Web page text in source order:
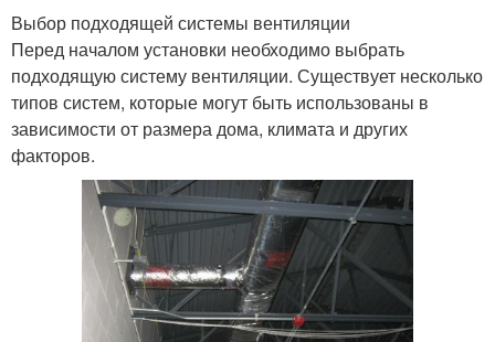
Выбор подходящей системы вентиляции
Перед началом установки необходимо выбрать
подходящую систему вентиляции. Существует несколько
типов систем, которые могут быть использованы в
зависимости от размера дома, климата и других
факторов.